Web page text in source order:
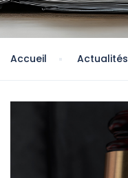
Accueil Actualités